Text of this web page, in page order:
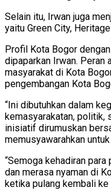
Selain itu, Irwan juga
yaitu Green City,
Profil Kota Bogor
dipaparkan Irwan. Peran
masyarakat di Kota
pengembangan Kota
“Ini dibutuhkan dalam
kemasyarakatan, politik,
inisiatif dirumuskan
memusyawarahkan
“Semoga kehadiran
dan merasa nyaman di
ketika pulang kembali ke